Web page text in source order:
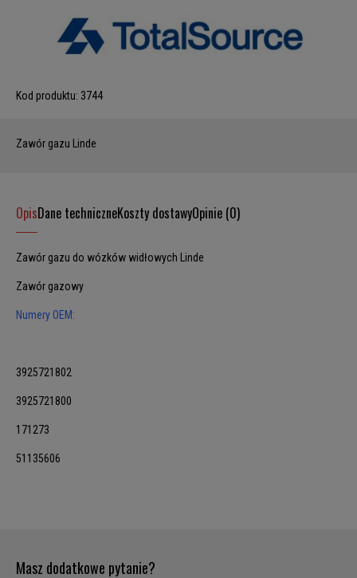
Kod produktu: 3744
Zawór gazu Linde
OpisDane techniczneKoszty dostawyOpinie (0)
Zawór gazu do wózków widłowych Linde
Zawór gazowy
Numery OEM:
3925721802
3925721800
171273
51135606
Masz dodatkowe pytanie?